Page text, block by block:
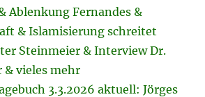
Ablenkung Fernandes &
& Islamisierung schreitet
Steinmeier & Interview Dr.
& vieles mehr
3.3.2026 aktuell: Jörges